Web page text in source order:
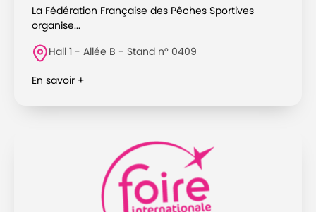
La Fédération Française des Pêches Sportives
organise...
Hall 1 - Allée B - Stand n° 0409
En savoir +